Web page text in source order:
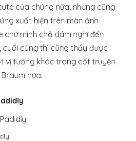
của chúng nữa, nhưng cũng
xuất hiện trên màn ảnh
chứ mình chả dám nghĩ đến
cuối cùng thì cũng thấy được
vị tướng khác trong cốt truyện
nữa.